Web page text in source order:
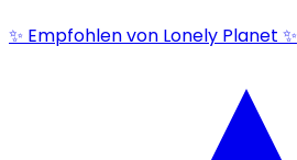
✨ Empfohlen von Lonely Planet ✨